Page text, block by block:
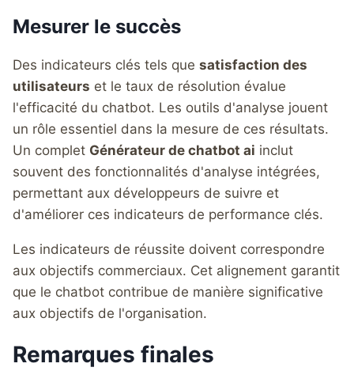
Mesurer le succès
Des indicateurs clés tels que satisfaction des
utilisateurs et le taux de résolution évalue
l'efficacité du chatbot. Les outils d'analyse jouent
un rôle essentiel dans la mesure de ces résultats.
Un complet Générateur de chatbot ai inclut
souvent des fonctionnalités d'analyse intégrées,
permettant aux développeurs de suivre et
d'améliorer ces indicateurs de performance clés.
Les indicateurs de réussite doivent correspondre
aux objectifs commerciaux. Cet alignement garantit
que le chatbot contribue de manière significative
aux objectifs de l'organisation.
Remarques finales